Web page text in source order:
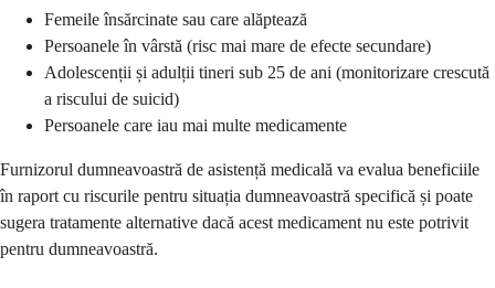
Femeile însărcinate sau care alăptează
Persoanele în vârstă (risc mai mare de efecte secundare)
Adolescenții și adulții tineri sub 25 de ani (monitorizare crescută
a riscului de suicid)
Persoanele care iau mai multe medicamente
Furnizorul dumneavoastră de asistență medicală va evalua beneficiile
în raport cu riscurile pentru situația dumneavoastră specifică și poate
sugera tratamente alternative dacă acest medicament nu este potrivit
pentru dumneavoastră.